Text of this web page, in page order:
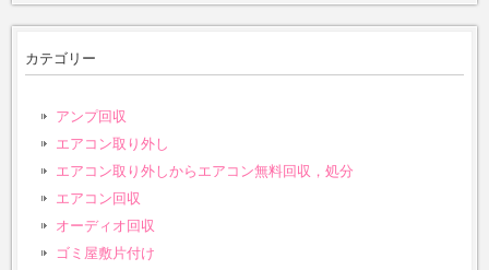
カテゴリー
アンプ回収
エアコン取り外し
エアコン取り外しからエアコン無料回収，処分
エアコン回収
オーディオ回収
ゴミ屋敷片付け